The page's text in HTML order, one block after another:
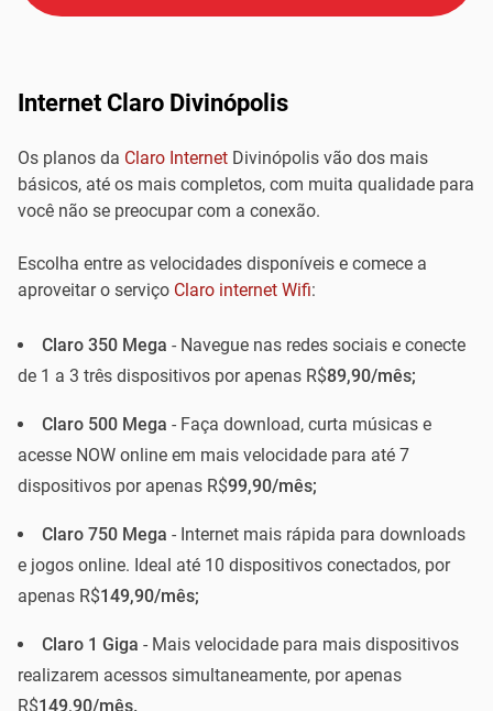
Internet Claro Divinópolis
Os planos da Claro Internet Divinópolis vão dos mais
básicos, até os mais completos, com muita qualidade para
você não se preocupar com a conexão.
Escolha entre as velocidades disponíveis e comece a
aproveitar o serviço Claro internet Wifi:
Claro 350 Mega - Navegue nas redes sociais e conecte
de 1 a 3 três dispositivos por apenas R$89,90/mês;
Claro 500 Mega - Faça download, curta músicas e
acesse NOW online em mais velocidade para até 7
dispositivos por apenas R$99,90/mês;
Claro 750 Mega - Internet mais rápida para downloads
e jogos online. Ideal até 10 dispositivos conectados, por
apenas R$149,90/mês;
Claro 1 Giga - Mais velocidade para mais dispositivos
realizarem acessos simultaneamente, por apenas
R$149,90/mês.